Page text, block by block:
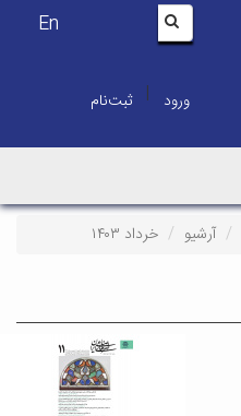
En
ورود | ثبت‌نام
آرشیو خرداد ۱۴۰۳